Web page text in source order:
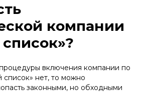
компании
включения компании по
список» нет, то можно
законными, но обходными
НА НАШУ
и даем
нужно делать